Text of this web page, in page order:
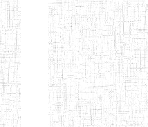
Arrondissement
Denomination